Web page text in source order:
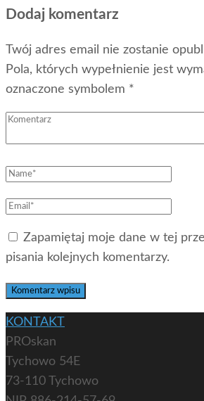
Dodaj komentarz
Twój adres email nie zostanie
Pola, których wypełnienie jest
oznaczone symbolem *
Zapamiętaj moje dane w tej
pisania kolejnych komentarzy.
KONTAKT
PROskan
Tychowo 54E
73-110 Tychowo